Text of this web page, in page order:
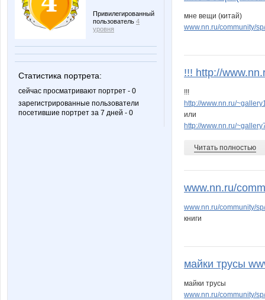
Привилегированный
пользователь 4
уровня
Статистика портрета:
сейчас просматривают портрет - 0
зарегистрированные пользователи
посетившие портрет за 7 дней - 0
Девочка никто
Наталья*
Весна29.04
мне вещи (китай)
www.nn.ru/community/
!!! http://
!!!
http://www.nn.ru/
или
http://www.nn.ru/
Читать полностью
www.nn.ru/
www.nn.ru/community/
книги
майки трусы
майки трусы
www.nn.ru/community/